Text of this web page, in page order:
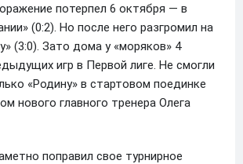
потерпел 6 октября — в
(0:2). Но после него разгромил на
(3:0). Зато дома у «моряков» 4
игр в Первой лиге. Не смогли
«Родину» в стартовом поединке
нового главного тренера Олега
поправил свое турнирное